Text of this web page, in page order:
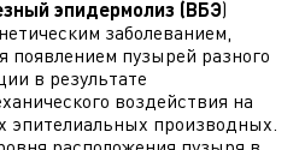
эпидермолиз (ВБЭ)
заболеванием,
появлением пузырей разного
в результате
воздействия на
эпителиальных производных.